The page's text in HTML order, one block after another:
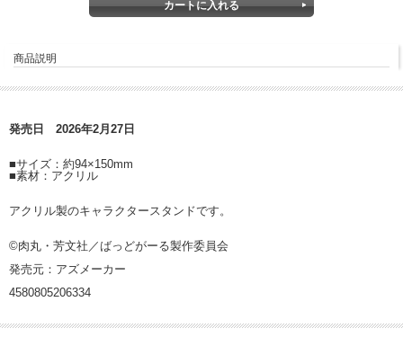
商品説明
発売日 2026年2月27日
■サイズ：約94×150mm
■素材：アクリル
アクリル製のキャラクタースタンドです。
©肉丸・芳文社／ばっどがーる製作委員会
発売元：アズメーカー
4580805206334